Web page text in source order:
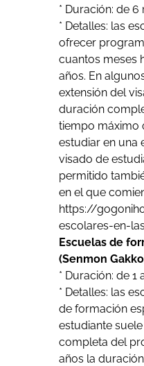
* Duración: de 6
* Detalles: las
ofrecer
cuantos meses
años. En
extensión del
duración
tiempo máximo
estudiar en una
visado de
permitido
en el que
https://
escolares-en-
Escuelas de
(Senmon
* Duración: de 1
* Detalles: las
de formación
estudiante
completa del
años la